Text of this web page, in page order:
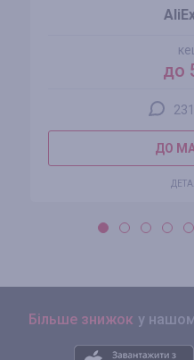
до
ДО
Більше знижок у